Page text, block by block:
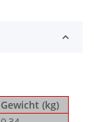
Gewicht (kg)